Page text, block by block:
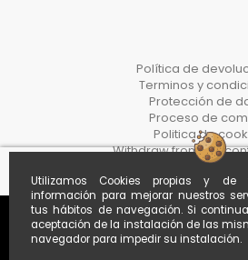
Utilizamos Cookies propias y de
información para mejorar nuestros
tus hábitos de navegación. Si
aceptación de la instalación de las
navegador para impedir su instalación.
Política de
Terminos y
Protección de
Proceso de
Politica de
Withdraw from the